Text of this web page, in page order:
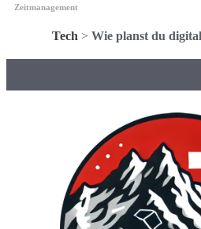
Zeitmanagement
Tech > Wie planst du